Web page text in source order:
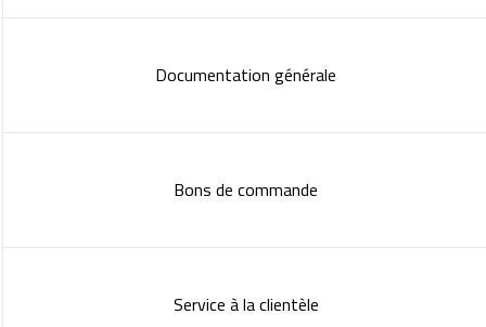
Documentation générale
Bons de commande
Service à la clientèle